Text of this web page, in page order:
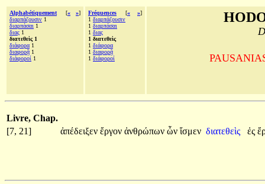
Alphabétiquement [« »]
διαρπάζουσιν 1
διαρπάσαι 1
διας 1
διατεθεὶς 1
διάφορα 1
διαφορᾷ 1
διάφοροί 1
Fréquences [« »]
1 διαρπάζουσιν
1 διαρπάσαι
1 διας
1 διατεθεὶς
1 διάφορα
1 διαφορᾷ
1 διάφοροί
Livre, Chap.
[7, 21]
ἀπέδειξεν ἔργον ἀνθρώπων ὧν ἴσμεν διατεθεὶς ἐς